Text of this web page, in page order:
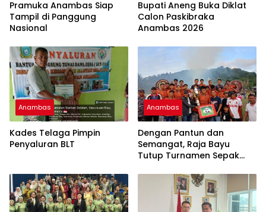
Pramuka Anambas Siap
Tampil di Panggung
Nasional
Bupati Aneng Buka Diklat
Calon Paskibraka
Anambas 2026
Anambas
Kades Telaga Pimpin
Penyaluran BLT
Anambas
Dengan Pantun dan
Semangat, Raja Bayu
Tutup Turnamen Sepak